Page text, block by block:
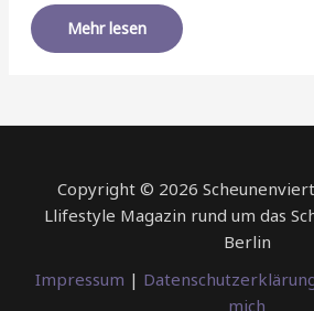
Mehr lesen
Copyright © 2026
Llifestyle Magazin rund um das
Berlin
Impressum |
mich